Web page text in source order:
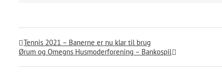
Tennis 2021 – Banerne er nu klar til brug
Ørum og Omegns Husmoderforening – Bankospil